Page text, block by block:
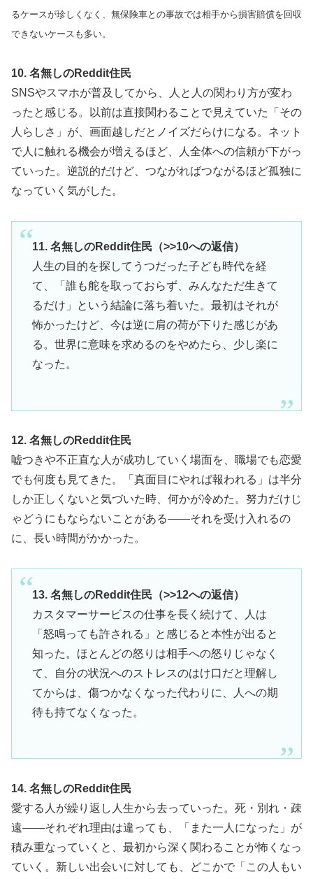
るケースが珍しくなく、無保険車との事故では相手から損害賠償を回収
できないケースも多い。
10. 名無しのReddit住民
SNSやスマホが普及してから、人と人の関わり方が変わ
ったと感じる。以前は直接関わることで見えていた「その
人らしさ」が、画面越しだとノイズだらけになる。ネット
で人に触れる機会が増えるほど、人全体への信頼が下がっ
ていった。逆説的だけど、つながればつながるほど孤独に
なっていく気がした。
11. 名無しのReddit住民（>>10への返信）
人生の目的を探してうつだった子ども時代を経
て、「誰も舵を取っておらず、みんなただ生きて
るだけ」という結論に落ち着いた。最初はそれが
怖かったけど、今は逆に肩の荷が下りた感じがあ
る。世界に意味を求めるのをやめたら、少し楽に
なった。
12. 名無しのReddit住民
嘘つきや不正直な人が成功していく場面を、職場でも恋愛
でも何度も見てきた。「真面目にやれば報われる」は半分
しか正しくないと気づいた時、何かが冷めた。努力だけじ
ゃどうにもならないことがある——それを受け入れるの
に、長い時間がかかった。
13. 名無しのReddit住民（>>12への返信）
カスタマーサービスの仕事を長く続けて、人は
「怒鳴っても許される」と感じると本性が出ると
知った。ほとんどの怒りは相手への怒りじゃなく
て、自分の状況へのストレスのはけ口だと理解し
てからは、傷つかなくなった代わりに、人への期
待も持てなくなった。
14. 名無しのReddit住民
愛する人が繰り返し人生から去っていった。死・別れ・疎
遠——それぞれ理由は違っても、「また一人になった」が
積み重なっていくと、最初から深く関わることが怖くなっ
ていく。新しい出会いに対しても、どこかで「この人もい